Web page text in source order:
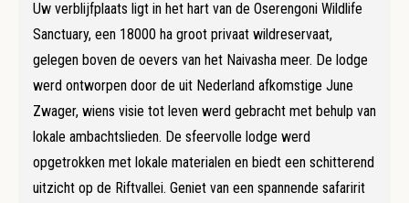
Uw verblijfplaats ligt in het hart van de Oserengoni Wildlife
Sanctuary, een 18000 ha groot privaat wildreservaat,
gelegen boven de oevers van het Naivasha meer. De lodge
werd ontworpen door de uit Nederland afkomstige June
Zwager, wiens visie tot leven werd gebracht met behulp van
lokale ambachtslieden. De sfeervolle lodge werd
opgetrokken met lokale materialen en biedt een schitterend
uitzicht op de Riftvallei. Geniet van een spannende safaririt